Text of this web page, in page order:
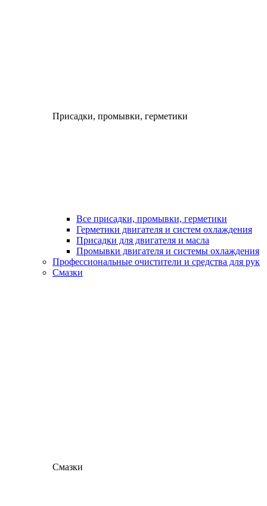
Присадки, промывки, герметики
Все присадки, промывки, герметики
Герметики двигателя и систем охлаждения
Присадки для двигателя и масла
Промывки двигателя и системы охлаждения
Профессиональные очистители и средства для рук
Смазки
Смазки